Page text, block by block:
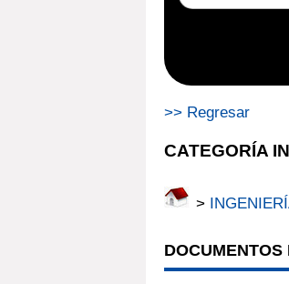
>> Regresar
CATEGORÍA
>